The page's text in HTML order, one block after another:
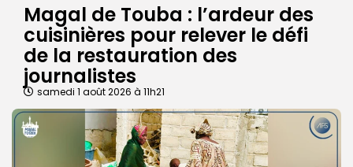
Magal de Touba : l’ardeur des
cuisinières pour relever le défi
de la restauration des
journalistes
samedi 1 août 2026 à 11h21